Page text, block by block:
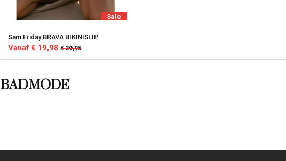
Sale
Sam Friday BRAVA BIKINISLIP
Vanaf € 19,98 € 39,95
BADMODE